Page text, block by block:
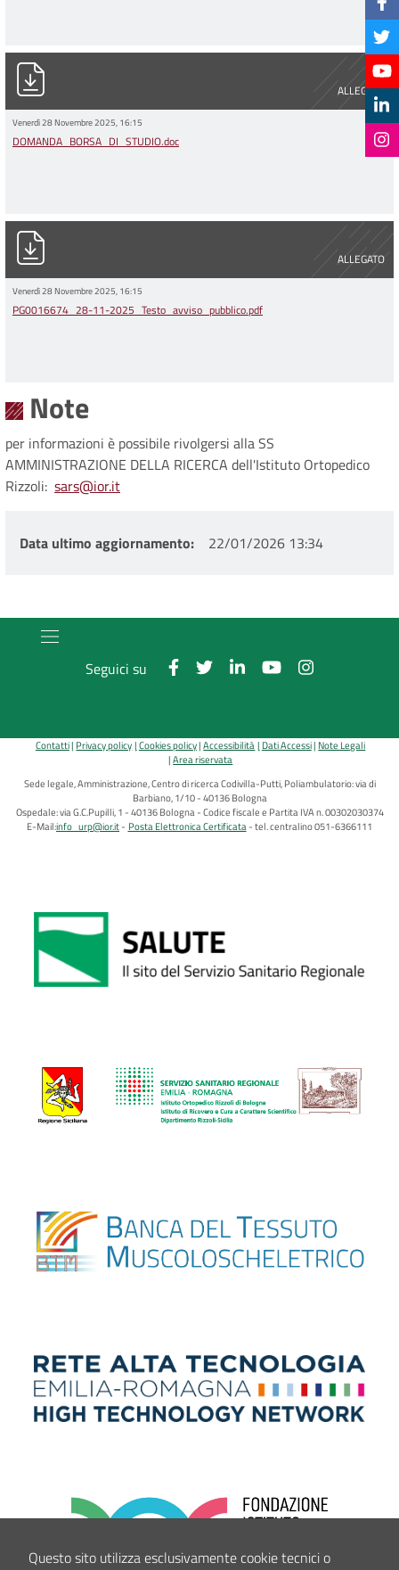
ALLEGATO
DOMANDA_BORSA_DI_STUDIO.doc
Venerdì 28 Novembre 2025, 16:15
DOMANDA_BORSA_DI_STUDIO.doc
ALLEGATO
PG0016674_28-11-2025_Testo_avviso_pubblico.pdf
Venerdì 28 Novembre 2025, 16:15
PG0016674_28-11-2025_Testo_avviso_pubblico.pdf
Note
per informazioni è possibile rivolgersi alla SS
AMMINISTRAZIONE DELLA RICERCA dell'Istituto Ortopedico
Rizzoli: sars@ior.it
Data ultimo aggiornamento 22/01/2026 13:34
Seguici su
Contatti Privacy policy Cookies policy Accessibilità Dati Accessi Note Legali
Area riservata
Sede legale, Amministrazione, Centro di ricerca Codivilla-Putti, Poliambulatorio: via di
Barbiano, 1/10 - 40136 Bologna
Ospedale: via G.C.Pupilli, 1 - 40136 Bologna - Codice fiscale e Partita IVA n. 00302030374
E-Mail:info_urp@ior.it Posta Elettronica Certificata tel. centralino 051-6366111
Questo sito utilizza esclusivamente cookie tecnici o